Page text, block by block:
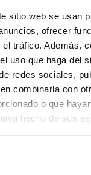
sitio web se usan
ofrecer
tráfico. Además,
uso que haga del
redes sociales,
combinarla con
o que
hecho de sus